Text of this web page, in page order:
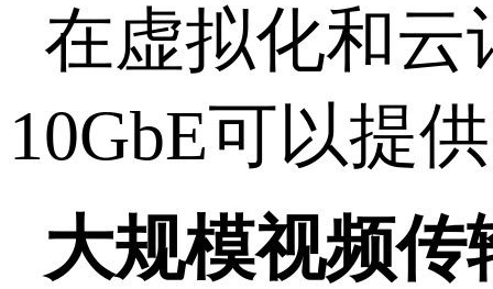
在虚拟化和云
10GbE可以提
大规模视频传